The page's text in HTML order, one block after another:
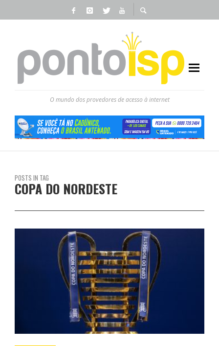
O mundo dos provedores de acesso à internet
POSTS IN TAG
COPA DO NORDESTE